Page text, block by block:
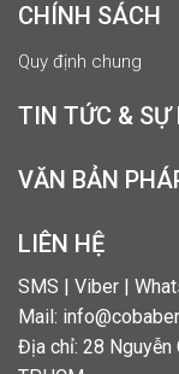
CHÍNH SÁCH
Quy định chung
TIN TỨC & SỰ
VĂN BẢN
LIÊN HỆ
SMS | Viber |
Mail:
Địa chỉ: 28 Nguyễn